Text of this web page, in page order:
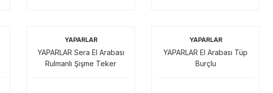
YAPARLAR
YAPARLAR Sera El Arabası
Rulmanlı Şişme Teker
YAPARLAR
YAPARLAR El Arabası Tüp
Burçlu